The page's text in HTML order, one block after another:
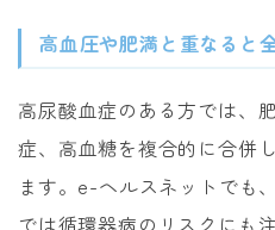
高血圧や肥満と重なると
高尿酸血症のある方では、
症、高血糖を複合的に合併
ます。e-ヘルスネットでも
では循環器病のリスクにも